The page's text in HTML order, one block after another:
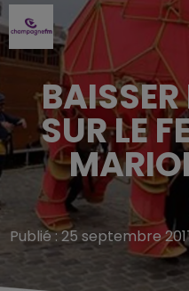
BAISSER
SUR LE
Publié : 25 septembre